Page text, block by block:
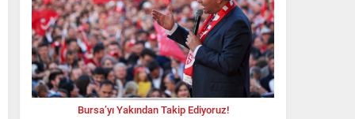
Bursa’yı Yakından Takip Ediyoruz!